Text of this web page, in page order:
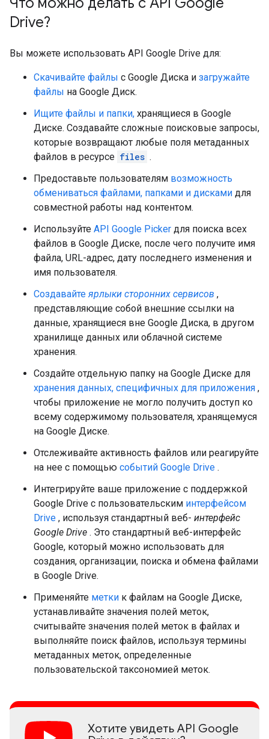
Drive?
Вы можете использовать API Google Drive для:
Скачивайте файлы с Google Диска и загружайте
файлы на Google Диск.
Ищите файлы и папки, хранящиеся в Google
Диске. Создавайте сложные поисковые запросы,
которые возвращают любые поля метаданных
файлов в ресурсе files .
Предоставьте пользователям возможность
обмениваться файлами, папками и дисками для
совместной работы над контентом.
Используйте API Google Picker для поиска всех
файлов в Google Диске, после чего получите имя
файла, URL-адрес, дату последнего изменения и
имя пользователя.
Создавайтеярлыки сторонних сервисов ,
представляющие собой внешние ссылки на
данные, хранящиеся вне Google Диска, в другом
хранилище данных или облачной системе
хранения.
Создайте отдельную папку на Google Диске для
хранения данных, специфичных для приложения ,
чтобы приложение не могло получить доступ ко
всему содержимому пользователя, хранящемуся
на Google Диске.
Отслеживайте активность файлов или реагируйте
на нее с помощью событий Google Drive .
Интегрируйте ваше приложение с поддержкой
Google Drive с пользовательским интерфейсом
Drive , используя стандартный веб- интерфейс
Google Drive . Это стандартный веб-интерфейс
Google, который можно использовать для
создания, организации, поиска и обмена файлами
в Google Drive.
Применяйте метки к файлам на Google Диске,
устанавливайте значения полей меток,
считывайте значения полей меток в файлах и
выполняйте поиск файлов, используя термины
метаданных меток, определенные
пользовательской таксономией меток.
Хотите увидеть API Google